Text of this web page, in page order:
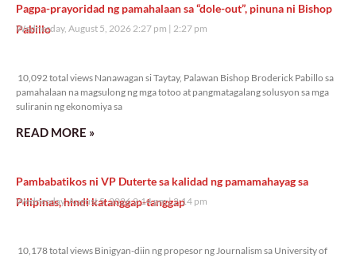
Pagpa-prayoridad ng pamahalaan sa “dole-out”, pinuna ni Bishop
Pabillo
Wednesday, August 5, 2026 2:27 pm 2:27 pm
10,092 total views Nanawagan si Taytay, Palawan Bishop Broderick Pabillo sa
pamahalaan na magsulong ng mga totoo at pangmatagalang solusyon sa mga
suliranin ng ekonomiya sa
READ MORE »
Pambabatikos ni VP Duterte sa kalidad ng pamamahayag sa
Pilipinas, hindi katanggap-tanggap
Wednesday, August 5, 2026 2:14 pm 2:14 pm
10,178 total views Binigyan-diin ng propesor ng Journalism sa University of